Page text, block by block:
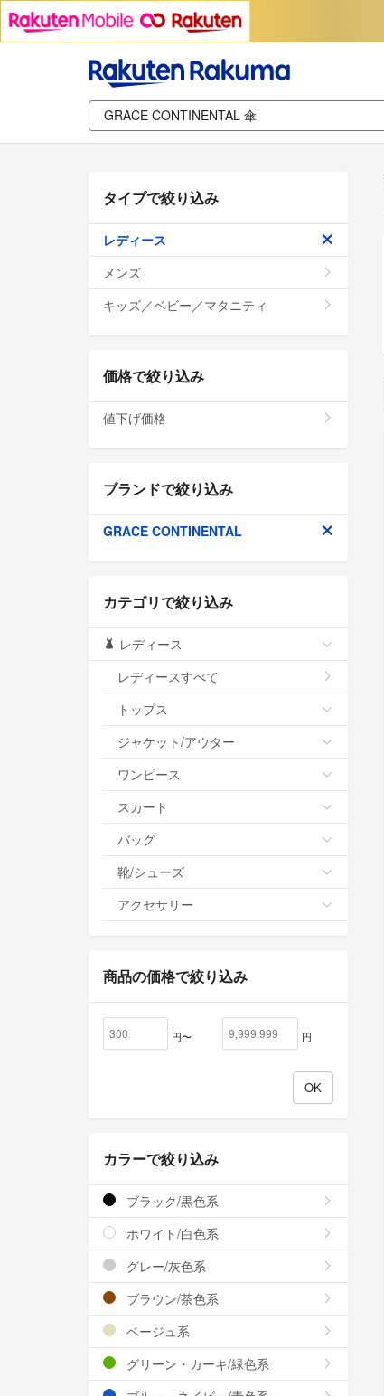
タイプで絞り込み
レディース
メンズ
キッズ／ベビー／マタニティ
価格で絞り込み
値下げ価格
ブランドで絞り込み
GRACE CONTINENTAL
カテゴリで絞り込み
レディース
レディースすべて
トップス
ジャケット/アウター
ワンピース
スカート
バッグ
靴/シューズ
アクセサリー
商品の価格で絞り込み
円〜 円
カラーで絞り込み
ブラック/黒色系
ホワイト/白色系
グレー/灰色系
ブラウン/茶色系
ベージュ系
グリーン・カーキ/緑色系